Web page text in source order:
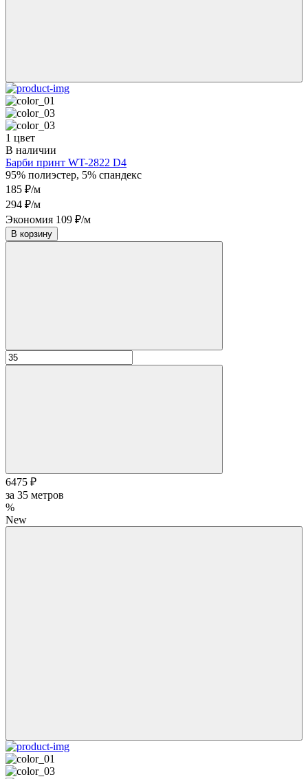
1 цвет
В наличии
Барби принт WT-2822 D4
95% полиэстер, 5% спандекс
185 ₽/м
294 ₽/м
Экономия 109 ₽/м
В корзину
6475 ₽
за 35 метров
%
New